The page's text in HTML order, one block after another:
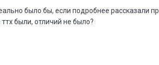
было бы, если подробнее рассказали
были, отличий не было?